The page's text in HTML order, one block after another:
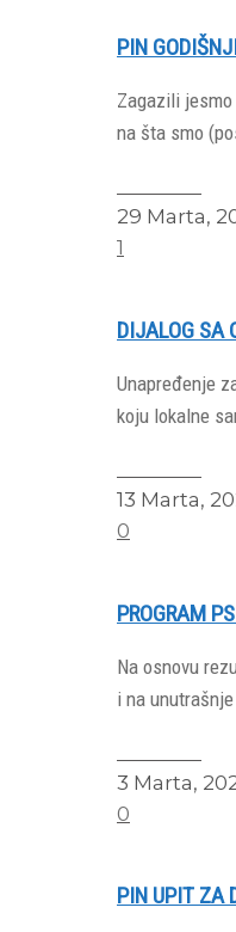
PIN
Zagazili
na šta smo
29 Marta,
1
DIJALOG SA
Unapređenje
koju lokalne
13 Marta,
0
PROGRAM
Na osnovu
i na
3 Marta,
0
PIN UPIT ZA